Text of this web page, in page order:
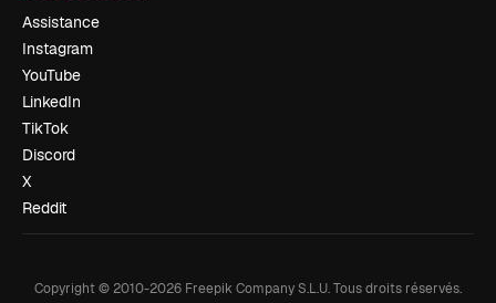
Assistance
Instagram
YouTube
LinkedIn
TikTok
Discord
X
Reddit
Copyright © 2010-2026 Freepik Company S.L.U.Tous droits réservés.